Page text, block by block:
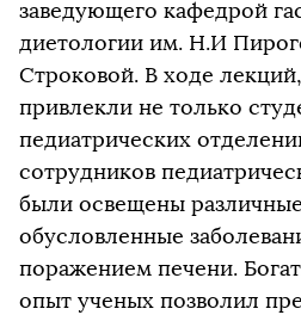
заведующего кафедрой
диетологии им. Н.И
Строковой. В ходе
привлекли не только
педиатрических
сотрудников
были освещены
обусловленные
поражением печени.
опыт ученых позволил